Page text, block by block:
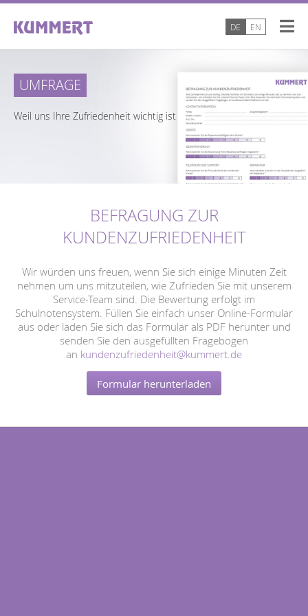
DE EN
UMFRAGE
Weil uns Ihre Zufriedenheit wichtig ist
BEFRAGUNG ZUR
KUNDENZUFRIEDENHEIT
Wir würden uns freuen, wenn Sie sich einige Minuten Zeit
nehmen um uns mitzuteilen, wie Zufrieden Sie mit unserem
Service-Team sind. Die Bewertung erfolgt im
Schulnotensystem. Füllen Sie einfach unser Online-Formular
aus oder laden Sie sich das Formular als PDF herunter und
senden Sie den ausgefüllten Fragebogen
an kundenzufriedenheit@kummert.de
Formular herunterladen